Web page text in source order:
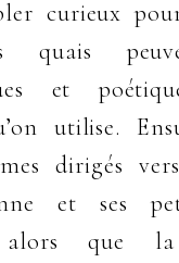
curieux
quais
et
utilise.
dirigés
et ses
alors que